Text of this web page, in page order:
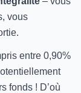
vous
entre 0,90%
fonds ! D’où